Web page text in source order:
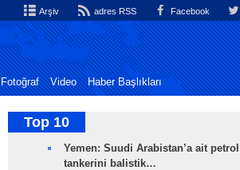
Arşiv adres RSS Facebook
Fotoğraf Video Haber Başlıkları
Top 10
Yemen: Suudi Arabistan’a ait petrol
tankerini balistik…